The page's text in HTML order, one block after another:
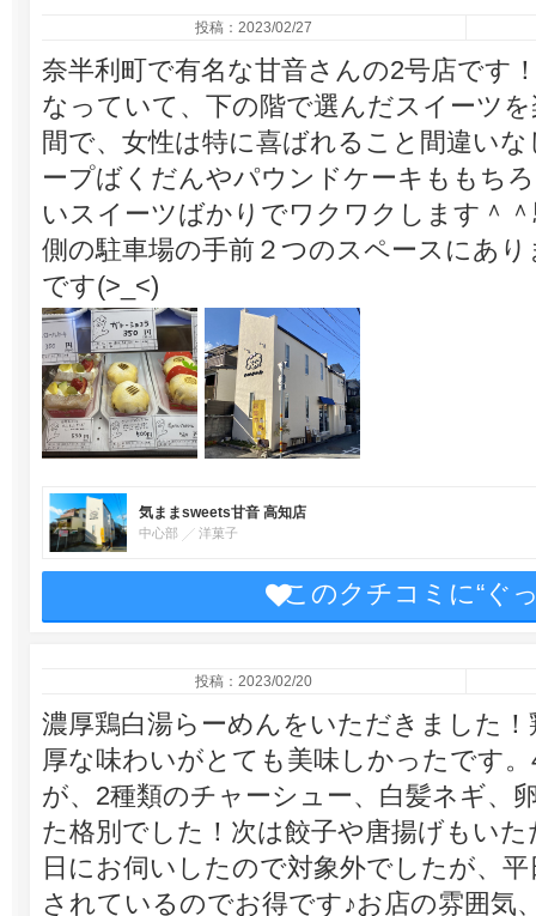
投稿：2023/02/27
奈半利町で有名な甘音さんの2号店です
なっていて、下の階で選んだスイーツ
間で、女性は特に喜ばれること間違い
ープばくだんやパウンドケーキももち
いスイーツばかりでワクワクします＾
側の駐車場の手前２つのスペースにあ
です(>_<)
気ままsweets甘音 高知店
中心部 洋菓子
このクチコミに“ぐ
投稿：2023/02/20
濃厚鶏白湯らーめんをいただきました
厚な味わいがとても美味しかったです
が、2種類のチャーシュー、白髪ネギ、
た格別でした！次は餃子や唐揚げもい
日にお伺いしたので対象外でしたが、
されているのでお得です♪お店の雰囲気